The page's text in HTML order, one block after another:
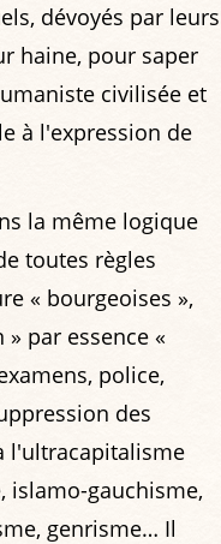
dévoyés par leurs
haine, pour saper
civilisée et
à l'expression de
la même logique
toutes règles
« bourgeoises »,
par essence «
police,
des
l'ultracapitalisme
islamo-gauchisme,
genrisme… Il